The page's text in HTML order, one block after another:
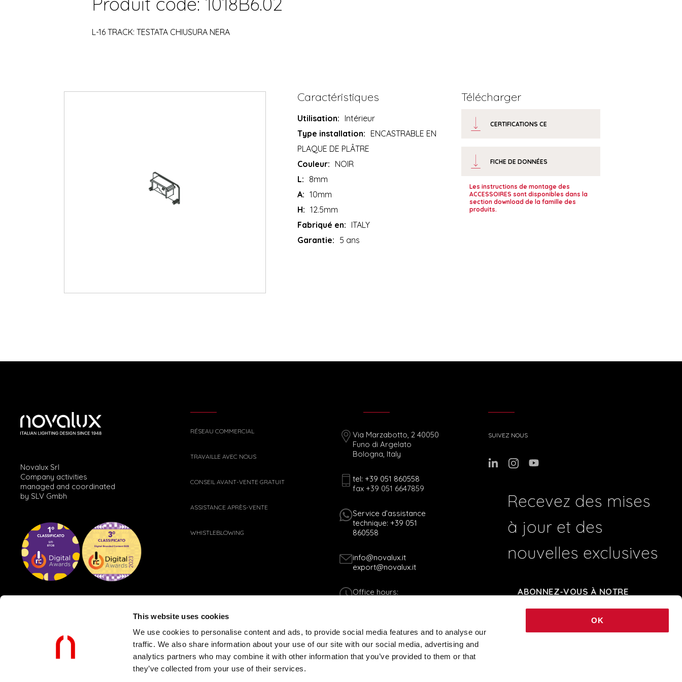
This website uses cookies
We use cookies to personalise content and ads, to provide social media features and to analyse our
traffic. We also share information about your use of our site with our social media, advertising and
analytics partners who may combine it with other information that you’ve provided to them or that
they’ve collected from your use of their services.
OK
L-16 TRACK: TESTATA CHIUSURA NERA
Caractéristiques
Utilisation: Intérieur
Type installation: ENCASTRABLE EN
PLAQUE DE PLÂTRE
Couleur: NOIR
L: 8mm
A: 10mm
H: 12.5mm
Fabriqué en: ITALY
Garantie: 5 ans
Télécharger
CERTIFICATIONS CE
FICHE DE DONNÉES
Les instructions de montage des
ACCESSOIRES sont disponibles dans la
section download de la famille des
produits.
Novalux Srl
Company activities
managed and coordinated
by SLV Gmbh
RÉSEAU COMMERCIAL
TRAVAILLE AVEC NOUS
CONSEIL AVANT-VENTE GRATUIT
ASSISTANCE APRÈS-VENTE
WHISTLEBLOWING
Via Marzabotto, 2 40050
Funo di Argelato
Bologna, Italy
tel: +39 051 860558
fax +39 051 6647859
Service d’assistance
technique: +39 051
860558
info@novalux.it
export@novalux.it
Office hours:
SUIVEZ NOUS
Recevez des mises
à jour et des
nouvelles exclusives
ABONNEZ-VOUS À NOTRE
POLITIQUE DE CONFIDENTIALITÉ WEB POLITIQUE DE COOKIES
Tax Code 01170060378 - VAT N. 00536541204 - REA BO-239674 - SHARE CAPITAL € 248.040,00 © 2021 COPYRIGHT